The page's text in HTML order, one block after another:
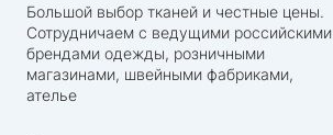
Большой выбор тканей и честные цены.
Сотрудничаем с ведущими российскими
брендами одежды, розничными
магазинами, швейными фабриками,
ателье